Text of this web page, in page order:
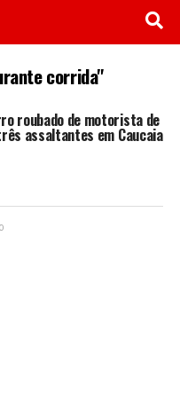
corrida"
roubado de motorista de
assaltantes em Caucaia